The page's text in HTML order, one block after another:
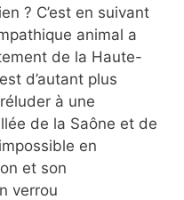
? C’est en suivant
animal a
de la Haute-
d’autant plus
à une
de la Saône et de
en
et son
verrou